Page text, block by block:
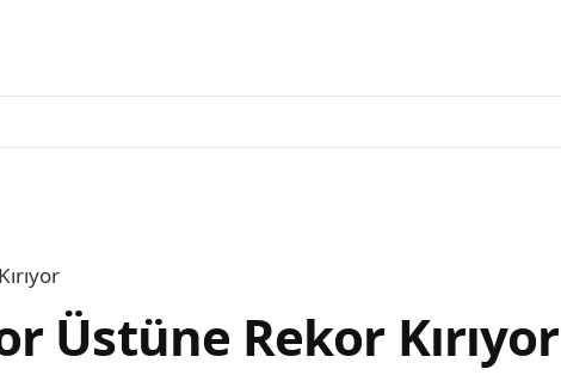
Üstüne Rekor Kırıyor